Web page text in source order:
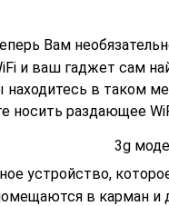
Вам
и ваш гаджет сам
в таком
раздающее
устройство,
в карман